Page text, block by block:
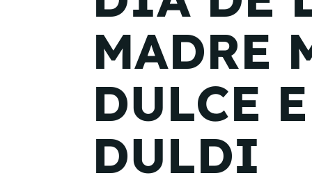
MADRE
DULCE
DULDI